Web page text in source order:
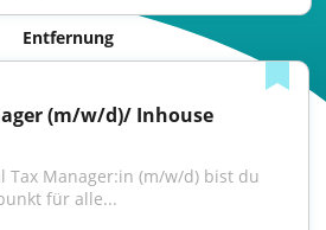
Entfernung
(m/w/d)/ Inhouse
Tax Manager:in (m/w/d) bist du
für alle...